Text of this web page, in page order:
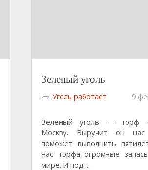
Зеленый уголь
Уголь работает 9
Зеленый уголь — торф
Москву. Выручит он
поможет выполнить
нас торфа огромные
мире. И под ...